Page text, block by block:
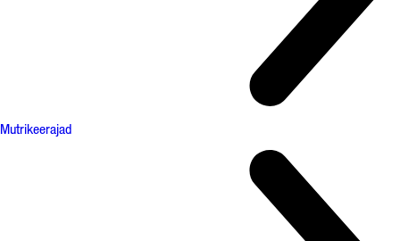
Mutrikeerajad